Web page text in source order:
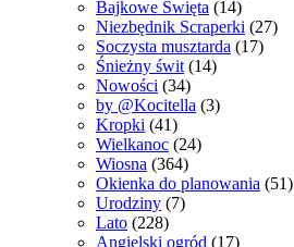
Bajkowe Święta (14)
Niezbędnik Scraperki (27)
Soczysta musztarda (17)
Śnieżny świt (14)
Nowości (34)
by @Kocitella (3)
Kropki (41)
Wielkanoc (24)
Wiosna (364)
Okienka do planowania (51)
Urodziny (7)
Lato (228)
Angielski ogród (17)